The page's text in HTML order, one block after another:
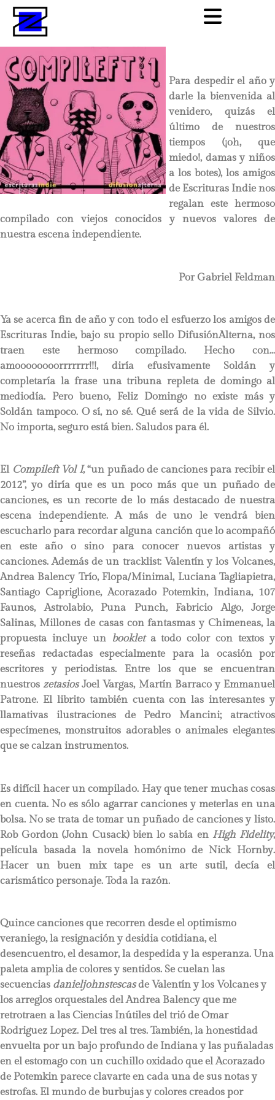
Para despedir el año y
darle la bienvenida al
venidero, quizás el
último de nuestros
tiempos (¡oh, que
miedo!, damas y niños
a los botes), los amigos
de Escrituras Indie nos
regalan este hermoso
compilado con viejos conocidos y nuevos valores de
nuestra escena independiente.
Por Gabriel Feldman
Ya se acerca fin de año y con todo el esfuerzo los amigos de
Escrituras Indie, bajo su propio sello DifusiónAlterna, nos
traen este hermoso compilado. Hecho con…
amoooooooorrrrrrr!!!, diría efusivamente Soldán y
completaría la frase una tribuna repleta de domingo al
mediodía. Pero bueno, Feliz Domingo no existe más y
Soldán tampoco. O sí, no sé. Qué será de la vida de Silvio.
No importa, seguro está bien. Saludos para él.
El Compileft Vol I, “un puñado de canciones para recibir el
2012”, yo diría que es un poco más que un puñado de
canciones, es un recorte de lo más destacado de nuestra
escena independiente. A más de uno le vendrá bien
escucharlo para recordar alguna canción que lo acompañó
en este año o sino para conocer nuevos artistas y
canciones. Además de un tracklist: Valentín y los Volcanes,
Andrea Balency Trío, Flopa/Minimal, Luciana Tagliapietra,
Santiago Capriglione, Acorazado Potemkin, Indiana, 107
Faunos, Astrolabio, Puna Punch, Fabricio Algo, Jorge
Salinas, Millones de casas con fantasmas y Chimeneas, la
propuesta incluye un bookleta todo color con textos y
reseñas redactadas especialmente para la ocasión por
escritores y periodistas. Entre los que se encuentran
nuestroszetasiosJoel Vargas, Martín Barraco y Emmanuel
Patrone. El librito también cuenta con las interesantes y
llamativas ilustraciones de Pedro Mancini; atractivos
especímenes, monstruitos adorables o animales elegantes
que se calzan instrumentos.
Es difícil hacer un compilado. Hay que tener muchas cosas
en cuenta. No es sólo agarrar canciones y meterlas en una
bolsa. No se trata de tomar un puñado de canciones y listo.
Rob Gordon (John Cusack) bien lo sabía en High Fidelity,
película basada la novela homónimo de Nick Hornby.
Hacer un buen mix tape es un arte sutil, decía el
carismático personaje. Toda la razón.
Quince canciones que recorren desde el optimismo
veraniego, la resignación y desidia cotidiana, el
desencuentro, el desamor, la despedida y la esperanza. Una
paleta amplia de colores y sentidos. Se cuelan las
secuencias danieljohnstescasde Valentín y los Volcanes y
los arreglos orquestales del Andrea Balency que me
retrotraen a las Ciencias Inútiles del trió de Omar
Rodriguez Lopez. Del tres al tres. También, la honestidad
envuelta por un bajo profundo de Indiana y las puñaladas
en el estomago con un cuchillo oxidado que el Acorazado
de Potemkin parece clavarte en cada una de sus notas y
estrofas. El mundo de burbujas y colores creados por